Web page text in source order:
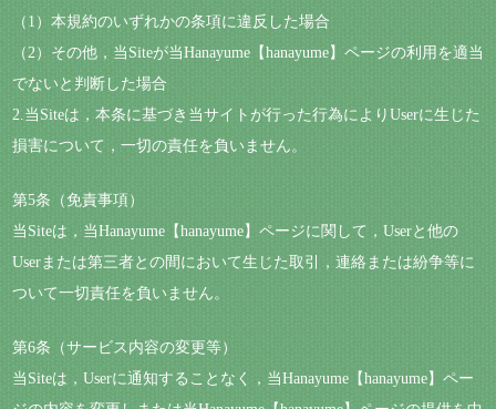
（1）本規約のいずれかの条項に違反した場合
（2）その他，当Siteが当Hanayume【hanayume】ページの利用を適当
でないと判断した場合
2.当Siteは，本条に基づき当サイトが行った行為によりUserに生じた
損害について，一切の責任を負いません。
第5条（免責事項）
当Siteは，当Hanayume【hanayume】ページに関して，Userと他の
Userまたは第三者との間において生じた取引，連絡または紛争等に
ついて一切責任を負いません。
第6条（サービス内容の変更等）
当Siteは，Userに通知することなく，当Hanayume【hanayume】ペー